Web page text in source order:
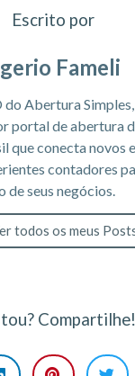
Escrito por
Fameli
do Abertura
portal de abertura
que conecta novos
contadores
de seus negócios.
todos os meus
Compartilhe!